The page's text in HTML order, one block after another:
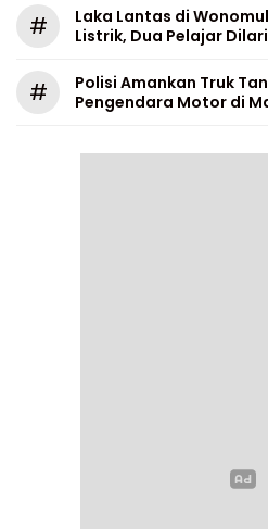
#
Laka Lantas di
Listrik, Dua Pelajar
#
Polisi Amankan Truk
Pengendara Motor di